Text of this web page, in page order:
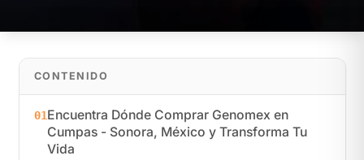
CONTENIDO
01Encuentra Dónde Comprar Genomex en
Cumpas - Sonora, México y Transforma Tu
Vida